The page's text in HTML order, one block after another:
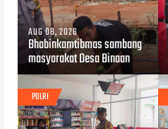
AUG 08, 2026
Bhabinkamtibmas sambang
masyarakat Desa Binaan
POLRI